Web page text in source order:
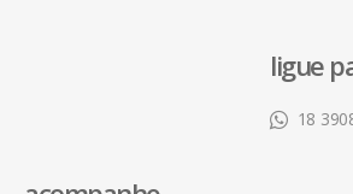
ligue
18